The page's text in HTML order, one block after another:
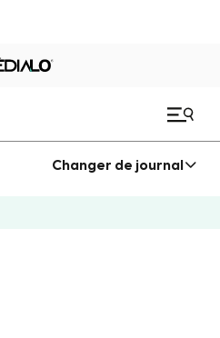
Changer de journal